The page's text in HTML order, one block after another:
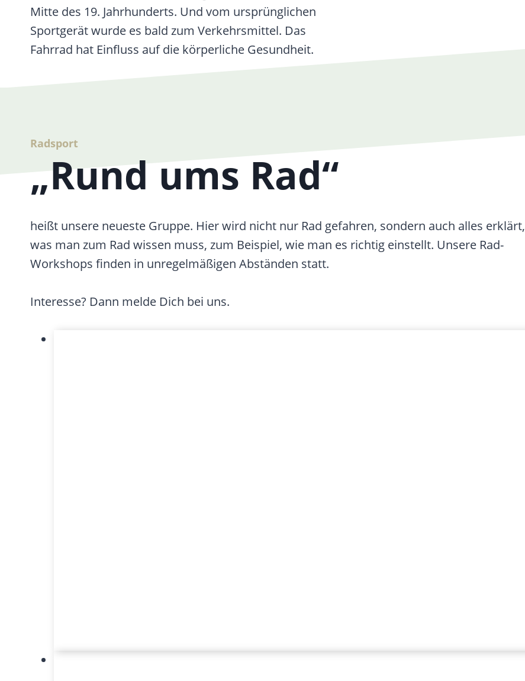
Mitte des 19. Jahrhunderts. Und vom ursprünglichen
Sportgerät wurde es bald zum Verkehrsmittel. Das
Fahrrad hat Einfluss auf die körperliche Gesundheit.
Radsport
„Rund ums Rad“
heißt unsere neueste Gruppe. Hier wird nicht nur Rad gefahren, sondern auch alles erklärt,
was man zum Rad wissen muss, zum Beispiel, wie man es richtig einstellt. Unsere Rad-
Workshops finden in unregelmäßigen Abständen statt.
Interesse? Dann melde Dich bei uns.